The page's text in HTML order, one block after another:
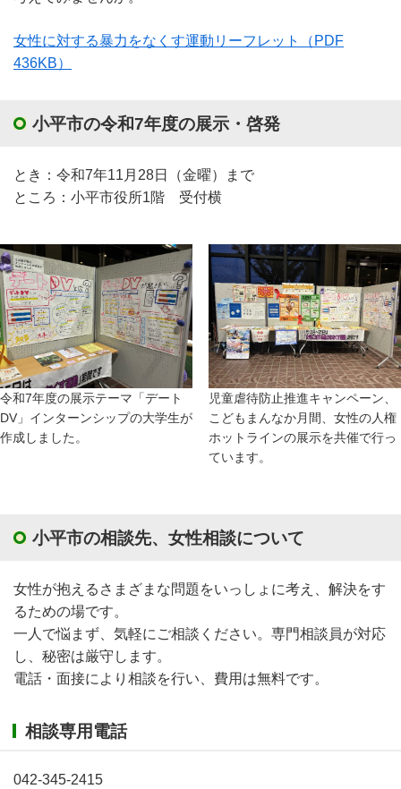
女性に対する暴力をなくす運動リーフレット
（PDF
436KB）
小平市の令和7年度の展示・啓発
とき：令和7年11月28日（金曜）まで
ところ：小平市役所1階 受付横
令和7年度の展示テーマ「デート
DV」インターンシップの大学生が
作成しました。
児童虐待防止推進キャンペーン、
こどもまんなか月間、女性の人権
ホットラインの展示を共催で行っ
ています。
小平市の相談先、女性相談について
女性が抱えるさまざまな問題をいっしょに考え、解決をす
るための場です。
一人で悩まず、気軽にご相談ください。専門相談員が対応
し、秘密は厳守します。
電話・面接により相談を行い、費用は無料です。
相談専用電話
042-345-2415